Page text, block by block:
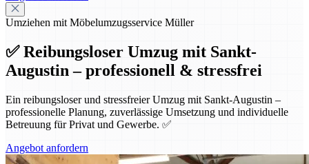
Umziehen mit Möbelumzugsservice Müller
✅ Reibungsloser Umzug mit Sankt-
Augustin – professionell & stressfrei
Ein reibungsloser und stressfreier Umzug mit Sankt-Augustin –
professionelle Planung, zuverlässige Umsetzung und individuelle
Betreuung für Privat und Gewerbe. ✅
Angebot anfordern